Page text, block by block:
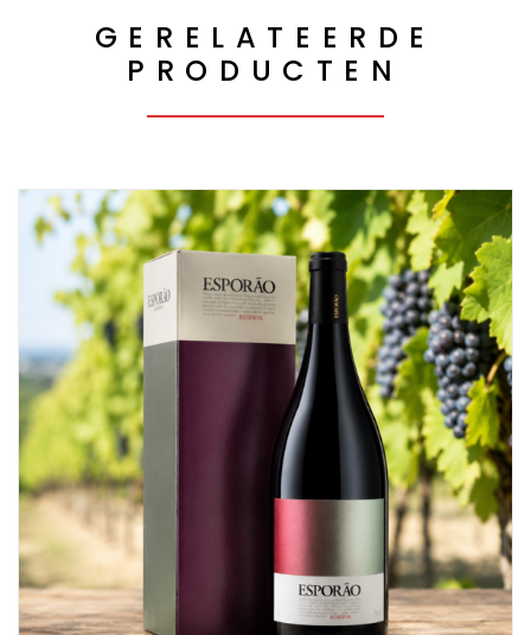
GERELATEERDE
PRODUCTEN